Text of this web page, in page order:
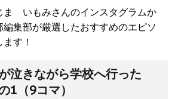
ま いもみさんのインスタグラムか
集部が厳選したおすすめのエピソ
す！
泣きながら学校へ行った
1（9コマ）